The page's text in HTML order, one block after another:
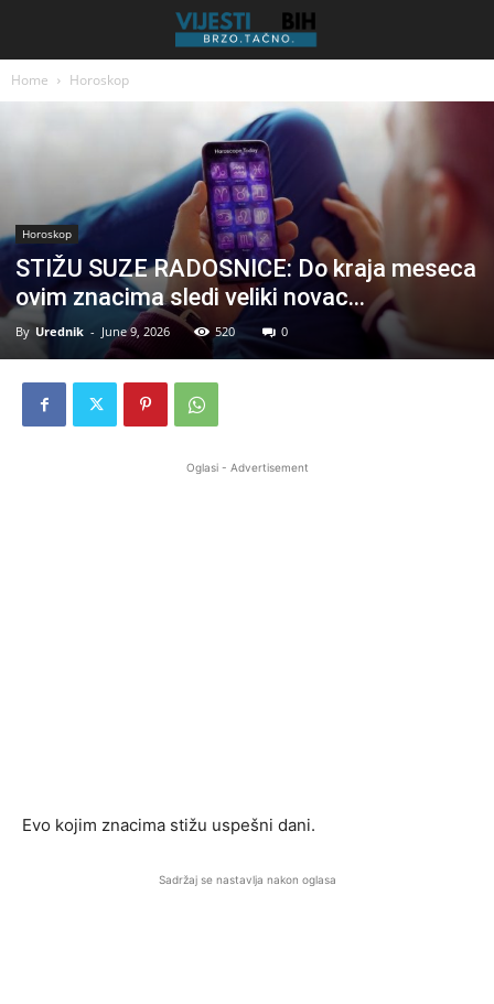
Home Horoskop
Horoskop
STIŽU SUZE RADOSNICE: Do kraja meseca
ovim znacima sledi veliki novac…
By Urednik - June 9, 2026 520 0
Oglasi - Advertisement
Evo kojim znacima stižu uspešni dani.
Sadržaj se nastavlja nakon oglasa